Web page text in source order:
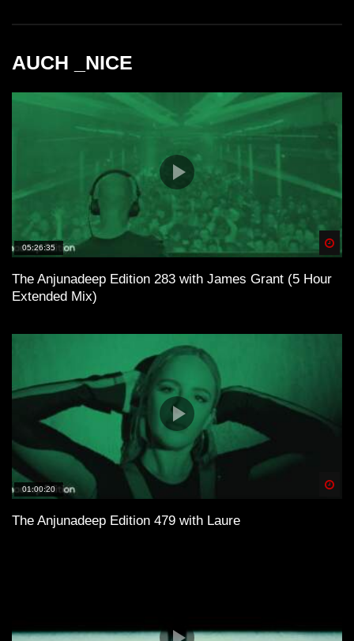
AUCH _NICE
05:26:35
The Anjunadeep Edition 283 with James Grant (5 Hour
Extended Mix)
01:00:20
The Anjunadeep Edition 479 with Laure